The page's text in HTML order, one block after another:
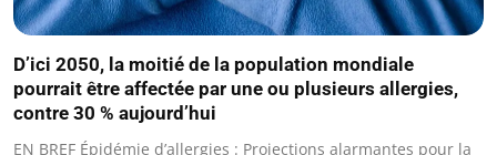
D’ici 2050, la moitié de la population mondiale
pourrait être affectée par une ou plusieurs allergies,
contre 30 % aujourd’hui
EN BREF Épidémie d’allergies : Projections alarmantes pour la